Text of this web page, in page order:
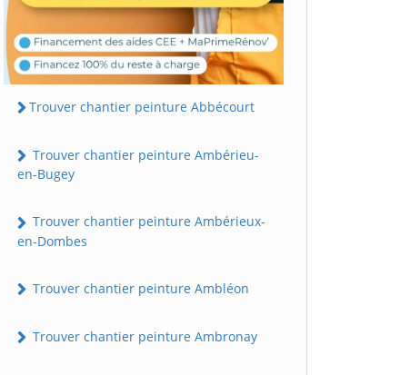
Trouver chantier peinture Abbécourt
Trouver chantier peinture Ambérieu-
en-Bugey
Trouver chantier peinture Ambérieux-
en-Dombes
Trouver chantier peinture Ambléon
Trouver chantier peinture Ambronay